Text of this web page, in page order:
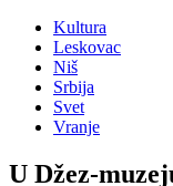
Kultura
Leskovac
Niš
Srbija
Svet
Vranje
U Džez-